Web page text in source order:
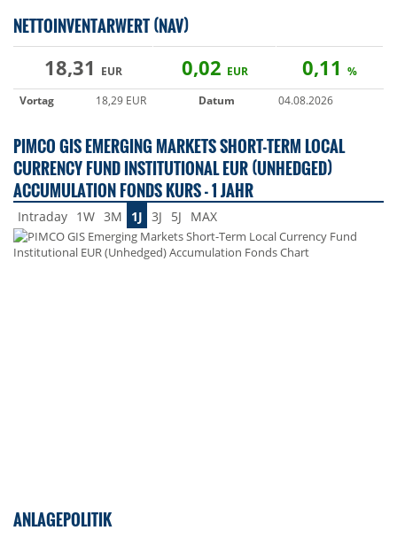
NETTOINVENTARWERT (NAV)
18,31 EUR 0,02 EUR 0,11 %
Vortag
18,29 EUR Datum 04.08.2026
PIMCO GIS EMERGING MARKETS SHORT-TERM LOCAL
CURRENCY FUND INSTITUTIONAL EUR (UNHEDGED)
ACCUMULATION FONDS KURS - 1 JAHR
Intraday 1W 3M 1J 3J 5J MAX
ANLAGEPOLITIK